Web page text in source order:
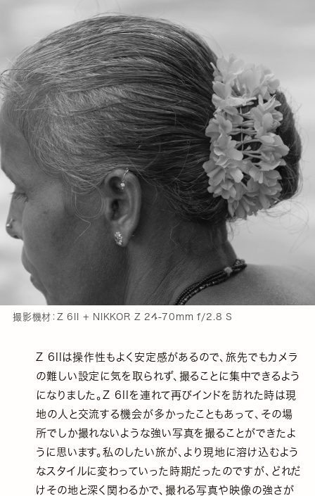
撮影機材：Z 6II + NIKKOR Z 24-70mm f/2.8 S
Z 6IIは操作性もよく安定感があるので、旅先でもカメラ
の難しい設定に気を取られず、撮ることに集中できるよう
になりました。Z 6IIを連れて再びインドを訪れた時は現
地の人と交流する機会が多かったこともあって、その場
所でしか撮れないような強い写真を撮ることができたよ
うに思います。私のしたい旅が、より現地に溶け込むよう
なスタイルに変わっていった時期だったのですが、どれだ
けその地と深く関わるかで、撮れる写真や映像の強さが